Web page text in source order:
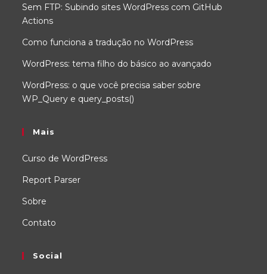
Sem FTP: Subindo sites WordPress com GitHub
Actions
Como funciona a tradução no WordPress
WordPress: tema filho do básico ao avançado
WordPress: o que você precisa saber sobre
WP_Query e query_posts()
Mais
Curso de WordPress
Report Parser
Sobre
Contato
Social